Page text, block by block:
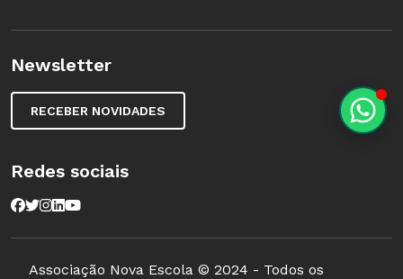
Newsletter
RECEBER NOVIDADES
Redes sociais
Associação Nova Escola © 2024 - Todos os